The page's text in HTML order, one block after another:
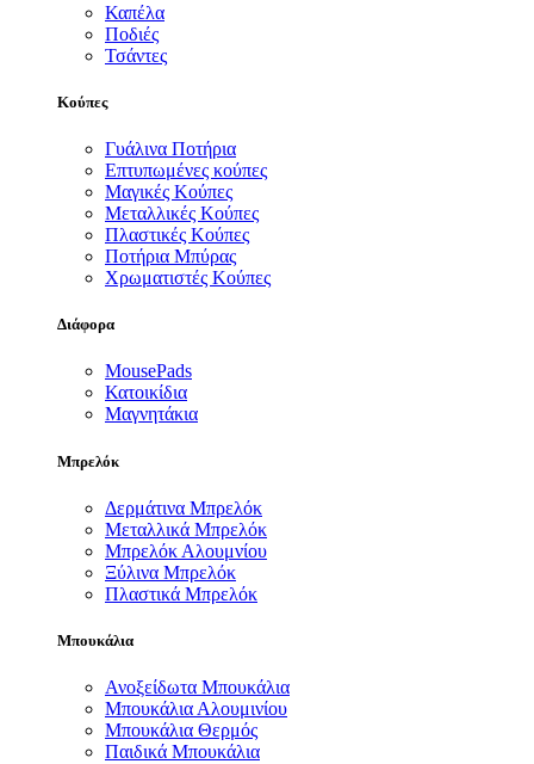
Καπέλα
Ποδιές
Τσάντες
Κούπες
Γυάλινα Ποτήρια
Επτυπωμένες κούπες
Μαγικές Κούπες
Μεταλλικές Κούπες
Πλαστικές Κούπες
Ποτήρια Μπύρας
Χρωματιστές Κούπες
Διάφορα
MousePads
Κατοικίδια
Μαγνητάκια
Μπρελόκ
Δερμάτινα Μπρελόκ
Μεταλλικά Μπρελόκ
Μπρελόκ Αλουμνίου
Ξύλινα Μπρελόκ
Πλαστικά Μπρελόκ
Μπουκάλια
Ανοξείδωτα Μπουκάλια
Μπουκάλια Αλουμινίου
Μπουκάλια Θερμός
Παιδικά Μπουκάλια